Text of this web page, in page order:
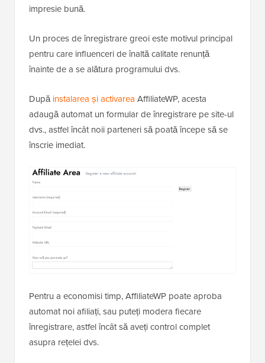
impresie bună.
Un proces de înregistrare greoi este motivul principal
pentru care influenceri de înaltă calitate renunță
înainte de a se alătura programului dvs.
Dupăinstalarea și activarea AffiliateWP, acesta
adaugă automat un formular de înregistrare pe site-ul
dvs., astfel încât noii parteneri să poată începe să se
înscrie imediat.
Pentru a economisi timp, AffiliateWP poate aproba
automat noi afiliați, sau puteți modera fiecare
înregistrare, astfel încât să aveți control complet
asupra rețelei dvs.